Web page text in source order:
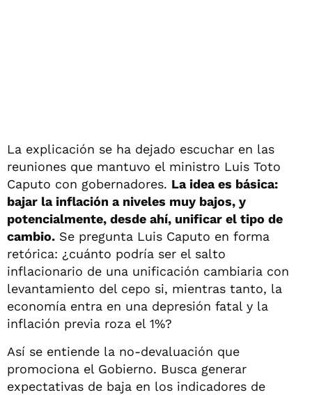
La explicación se ha dejado escuchar en las
reuniones que mantuvo el ministro Luis Toto
Caputo con gobernadores. La idea es básica:
bajar la inflación a niveles muy bajos, y
potencialmente, desde ahí, unificar el tipo de
cambio. Se pregunta Luis Caputo en forma
retórica: ¿cuánto podría ser el salto
inflacionario de una unificación cambiaria con
levantamiento del cepo si, mientras tanto, la
economía entra en una depresión fatal y la
inflación previa roza el 1%?
Así se entiende la no-devaluación que
promociona el Gobierno. Busca generar
expectativas de baja en los indicadores de